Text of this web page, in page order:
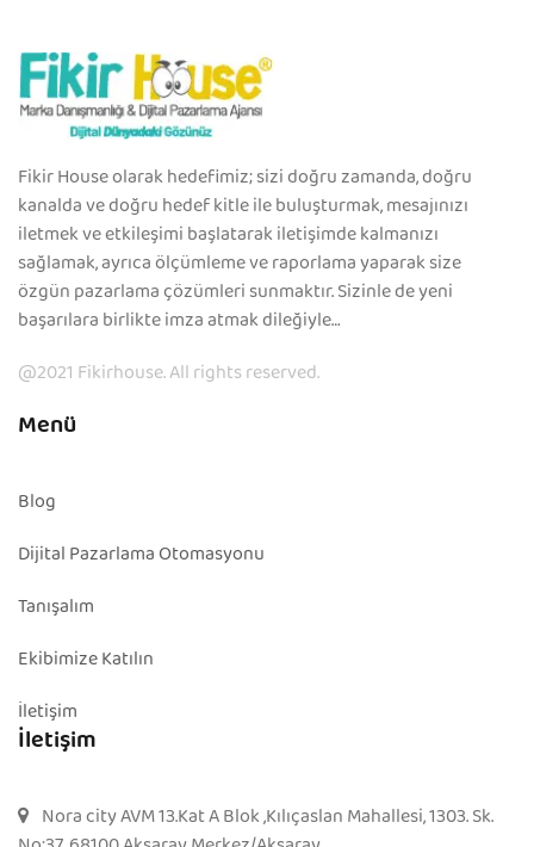
Fikir House olarak hedefimiz; sizi doğru zamanda, doğru
kanalda ve doğru hedef kitle ile buluşturmak, mesajınızı
iletmek ve etkileşimi başlatarak iletişimde kalmanızı
sağlamak, ayrıca ölçümleme ve raporlama yaparak size
özgün pazarlama çözümleri sunmaktır. Sizinle de yeni
başarılara birlikte imza atmak dileğiyle…
@2021 Fikirhouse. All rights reserved.
Menü
Blog
Dijital Pazarlama Otomasyonu
Tanışalım
Ekibimize Katılın
İletişim
İletişim
Nora city AVM 13.Kat A Blok ,Kılıçaslan Mahallesi, 1303. Sk.